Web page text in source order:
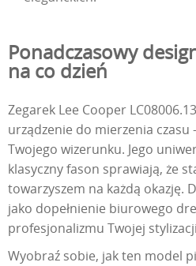
Ponadczasowy
na co dzień
Zegarek Lee Cooper
urządzenie do mierzenia
Twojego wizerunku. Jego
klasyczny fason sprawiają, że
towarzyszem na każdą okazję.
jako dopełnienie biurowego
profesjonalizmu Twojej
Wyobraź sobie, jak ten model